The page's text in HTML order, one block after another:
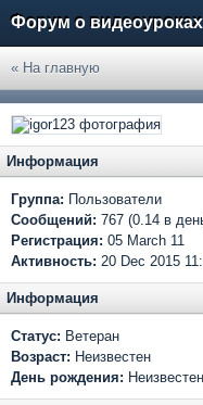
Форум о
« На главную
Информация
Группа: Пользователи
Сообщений: 767 (0.14 в
Регистрация: 05 March 11
Активность: 20 Dec 2015
Информация
Статус: Ветеран
Возраст: Неизвестен
День рождения: Неизвестен